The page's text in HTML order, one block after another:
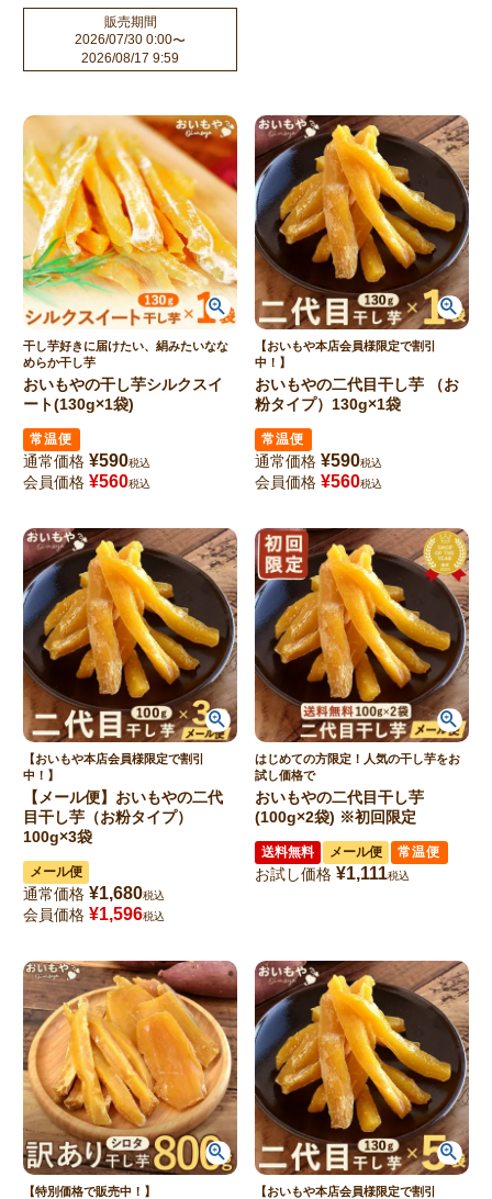
販売期間
2026/07/30 0:00〜
2026/08/17 9:59
干し芋好きに届けたい、絹みたいなな
めらか干し芋
おいもやの干し芋シルクスイ
ート(130g×1袋)
常温便
通常価格 ¥590税込
会員価格 ¥560税込
【おいもや本店会員様限定で割引
中！】
おいもやの二代目干し芋 （お
粉タイプ）130g×1袋
常温便
通常価格 ¥590税込
会員価格 ¥560税込
【おいもや本店会員様限定で割引
中！】
【メール便】おいもやの二代
目干し芋（お粉タイプ）
100g×3袋
メール便
通常価格 ¥1,680税込
会員価格 ¥1,596税込
はじめての方限定！人気の干し芋をお
試し価格で
おいもやの二代目干し芋
(100g×2袋) ※初回限定
送料無料 メール便 常温便
お試し価格 ¥1,111税込
【特別価格で販売中！】
【おいもや本店会員様限定で割引